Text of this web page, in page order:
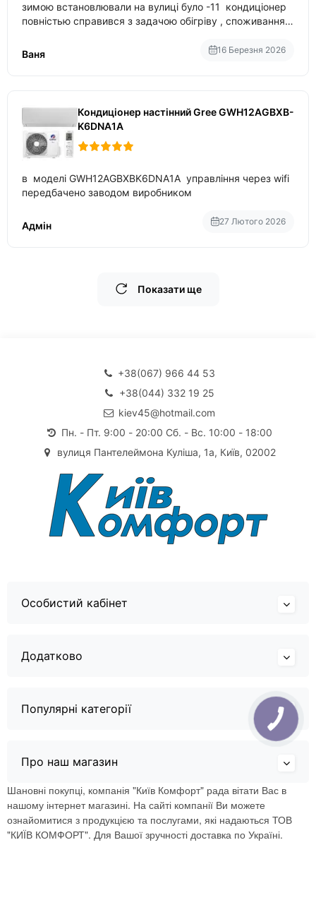
зимою встановлювали на вулиці було -11 кондиціонер
повністью справився з задачою обігріву , споживання
температури
Ваня 16 Березня 2026
Кондиціонер настінний Gree GWH12AGBXB-
K6DNA1A
в моделі GWH12AGBXBK6DNA1A управління через wifi
передбачено заводом виробником
Адмін 27 Лютого 2026
Показати ще
+38(067) 966 44 53
+38(044) 332 19 25
kiev45@hotmail.com
Пн. - Пт. 9:00 - 20:00 Сб. - Вс. 10:00 - 18:00
вулиця Пантелеймона Куліша, 1а, Київ, 02002
Особистий кабінет
Додатково
Популярні категорії
Про наш магазин
Шановні покупці, компанія "Київ Комфорт" рада вітати Вас в
нашому інтернет магазині. На сайті компанії Ви можете
ознайомитися з продукцією та послугами, які надаються ТОВ
"КИЇВ КОМФОРТ". Для Вашої зручності доставка по Україні.